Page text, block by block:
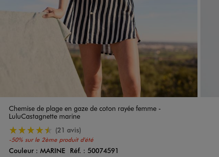
Chemise de plage en gaze de coton rayée femme -
LuluCastagnette marine
-50% sur le 2ème produit d'été
4.5/5 de moyenne
(21 avis)
Couleur
Couleur : MARINE Réf. : 50074591